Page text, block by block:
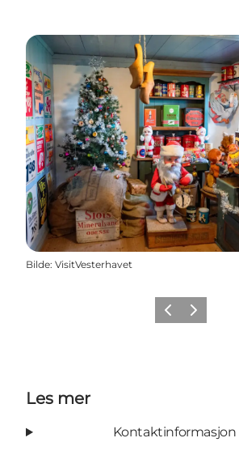
Bilde: VisitVesterhavet
ForrigeNeste
Les mer
Kontaktinformasjon